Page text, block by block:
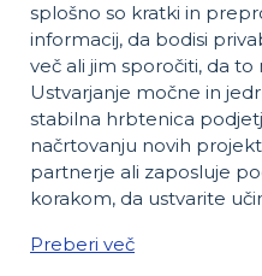
splošno so kratki in
informacij, da bodisi
več ali jim sporočiti, da to
Ustvarjanje močne in
stabilna hrbtenica
načrtovanju novih
partnerje ali zaposluje
korakom, da ustvarite
Preberi več